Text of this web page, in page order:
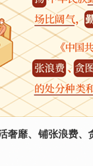
奢靡、铺张浪费